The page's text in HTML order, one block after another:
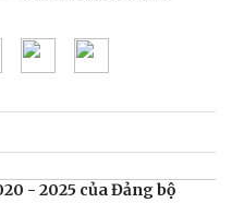
- 2025 của Đảng bộ